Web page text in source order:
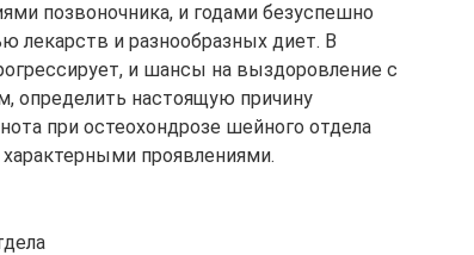
позвоночника, и годами безуспешно
лекарств и разнообразных диет. В
и шансы на выздоровление с
настоящую причину
при остеохондрозе шейного отдела
проявлениями.